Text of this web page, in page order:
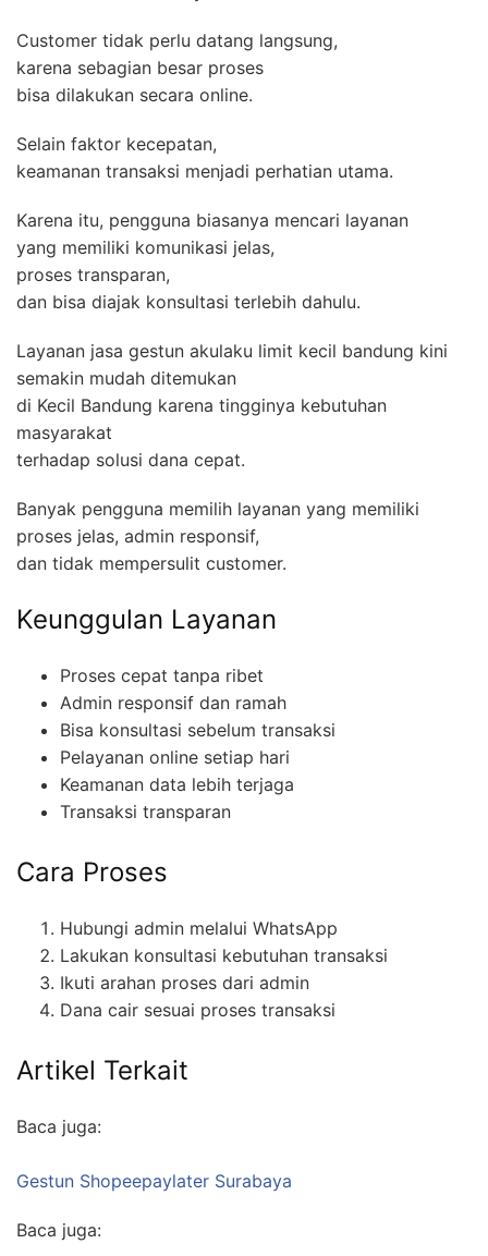
Customer tidak perlu datang langsung,
karena sebagian besar proses
bisa dilakukan secara online.
Selain faktor kecepatan,
keamanan transaksi menjadi perhatian utama.
Karena itu, pengguna biasanya mencari layanan
yang memiliki komunikasi jelas,
proses transparan,
dan bisa diajak konsultasi terlebih dahulu.
Layanan jasa gestun akulaku limit kecil bandung kini
semakin mudah ditemukan
di Kecil Bandung karena tingginya kebutuhan
masyarakat
terhadap solusi dana cepat.
Banyak pengguna memilih layanan yang memiliki
proses jelas, admin responsif,
dan tidak mempersulit customer.
Keunggulan Layanan
Proses cepat tanpa ribet
Admin responsif dan ramah
Bisa konsultasi sebelum transaksi
Pelayanan online setiap hari
Keamanan data lebih terjaga
Transaksi transparan
Cara Proses
Hubungi admin melalui WhatsApp
Lakukan konsultasi kebutuhan transaksi
Ikuti arahan proses dari admin
Dana cair sesuai proses transaksi
Artikel Terkait
Baca juga:
Gestun Shopeepaylater Surabaya
Baca juga: